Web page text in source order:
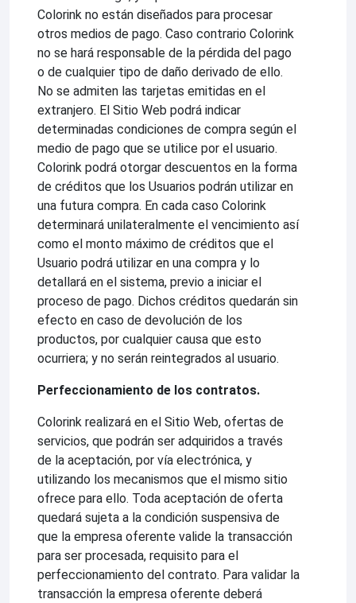
Colorink no están diseñados para procesar
otros medios de pago. Caso contrario Colorink
no se hará responsable de la pérdida del pago
o de cualquier tipo de daño derivado de ello.
No se admiten las tarjetas emitidas en el
extranjero. El Sitio Web podrá indicar
determinadas condiciones de compra según el
medio de pago que se utilice por el usuario.
Colorink podrá otorgar descuentos en la forma
de créditos que los Usuarios podrán utilizar en
una futura compra. En cada caso Colorink
determinará unilateralmente el vencimiento así
como el monto máximo de créditos que el
Usuario podrá utilizar en una compra y lo
detallará en el sistema, previo a iniciar el
proceso de pago. Dichos créditos quedarán sin
efecto en caso de devolución de los
productos, por cualquier causa que esto
ocurriera; y no serán reintegrados al usuario.
Perfeccionamiento de los contratos.
Colorink realizará en el Sitio Web, ofertas de
servicios, que podrán ser adquiridos a través
de la aceptación, por vía electrónica, y
utilizando los mecanismos que el mismo sitio
ofrece para ello. Toda aceptación de oferta
quedará sujeta a la condición suspensiva de
que la empresa oferente valide la transacción
para ser procesada, requisito para el
perfeccionamiento del contrato. Para validar la
transacción la empresa oferente deberá